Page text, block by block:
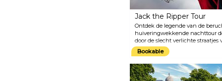
nieuws te ontdekken!
Jack the Ripper Tour
Ontdek de legende van de
huiveringwekkende nachttour
door de slecht verlichte
verontrustende verhalen en
beruchte seriemoordenaars uit
Victoriaans Londen tot leven
VISION™ -projecties.
Bookable